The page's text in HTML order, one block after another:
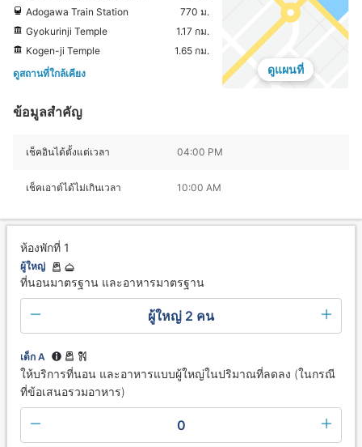
Adogawa Train Station
770 ม.
Gyokurinji Temple
1.17 กม.
Kogen-ji Temple
1.65 กม.
ดูสถานที่ใกล้เคียง
ดูแผนที่
ข้อมูลสำคัญ
เช็คอินได้ตั้งแต่เวลา 04:00 PM
เช็คเอาต์ได้ไม่เกินเวลา 10:00 AM
ห้องพักที่ 1
ผู้ใหญ่
ที่นอนมาตรฐาน และอาหารมาตรฐาน
ผู้ใหญ่ 2 คน
เด็ก A
ให้บริการที่นอน และอาหารแบบผู้ใหญ่ในปริมาณที่ลดลง (ในกรณี
ที่ข้อเสนอรวมอาหาร)
0